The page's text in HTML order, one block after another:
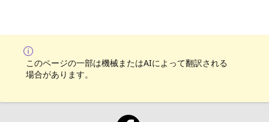
このページの一部は機械またはAIによって翻訳される
場合があります。